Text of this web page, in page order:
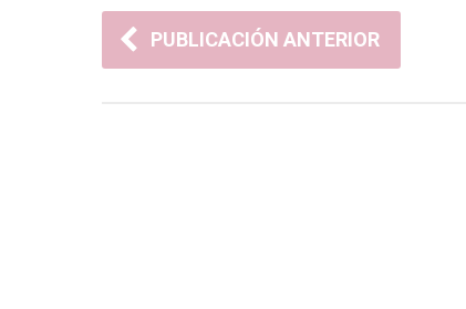
PUBLICACIÓN ANTERIOR